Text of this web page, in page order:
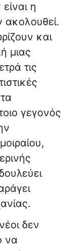
η
και
μιας
τις
γεγονός
δεν
να